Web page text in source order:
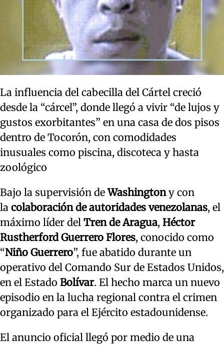
La influencia del cabecilla del Cártel creció
desde la “cárcel”, donde llegó a vivir “de lujos y
gustos exorbitantes” en una casa de dos pisos
dentro de Tocorón, con comodidades
inusuales como piscina, discoteca y hasta
zoológico
Bajo la supervisión deWashingtony con
la colaboración de autoridades venezolanas, el
máximo líder del Tren de Aragua, Héctor
Rustherford Guerrero Flores, conocido como
“Niño Guerrero”, fue abatido durante un
operativo del Comando Sur de Estados Unidos,
en el Estado Bolívar. El hecho marca un nuevo
episodio en la lucha regional contra el crimen
organizado para el Ejército estadounidense.
El anuncio oficial llegó por medio de una